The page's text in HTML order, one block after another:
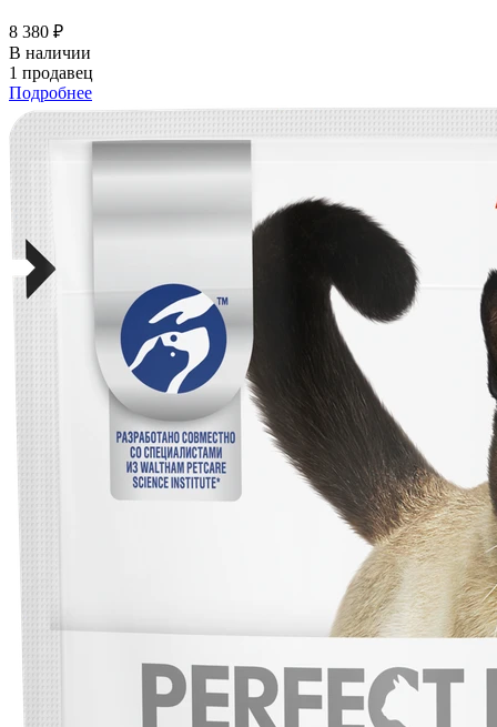
8 380 ₽
В наличии
1 продавец
Подробнее